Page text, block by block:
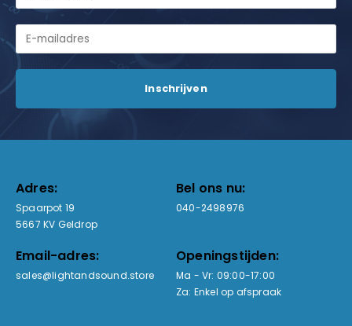
Adres:
Spaarpot 19
5667 KV Geldrop
Bel ons nu:
040-2498976
Email-adres:
sales@lightandsound.store
Openingstijden:
Ma - Vr: 09:00-17:00
Za: Enkel op afspraak